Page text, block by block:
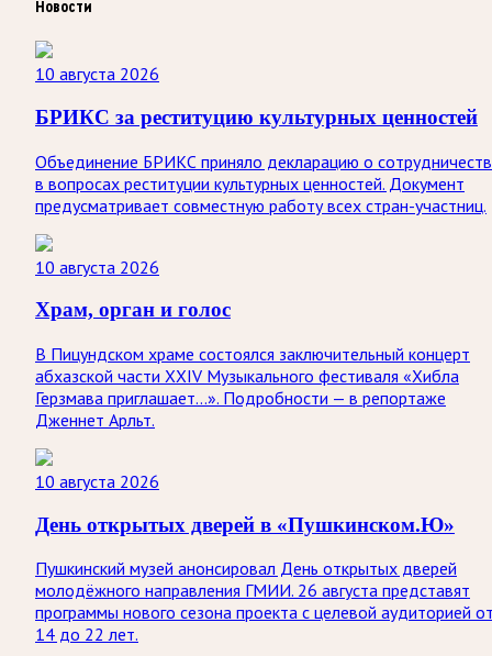
Новости
10 августа 2026
БРИКС за реституцию культурных ценностей
Объединение БРИКС приняло декларацию о
в вопросах реституции культурных ценностей. Документ
предусматривает совместную работу всех стран-участниц.
10 августа 2026
Храм, орган и голос
В Пицундском храме состоялся заключительный концерт
абхазской части XXIV Музыкального фестиваля «Хибла
Герзмава приглашает…». Подробности — в репортаже
Дженнет Арльт.
10 августа 2026
День открытых дверей в «Пушкинском.Ю»
Пушкинский музей анонсировал День открытых дверей
молодёжного направления ГМИИ. 26 августа представят
программы нового сезона проекта с целевой аудиторией
14 до 22 лет.